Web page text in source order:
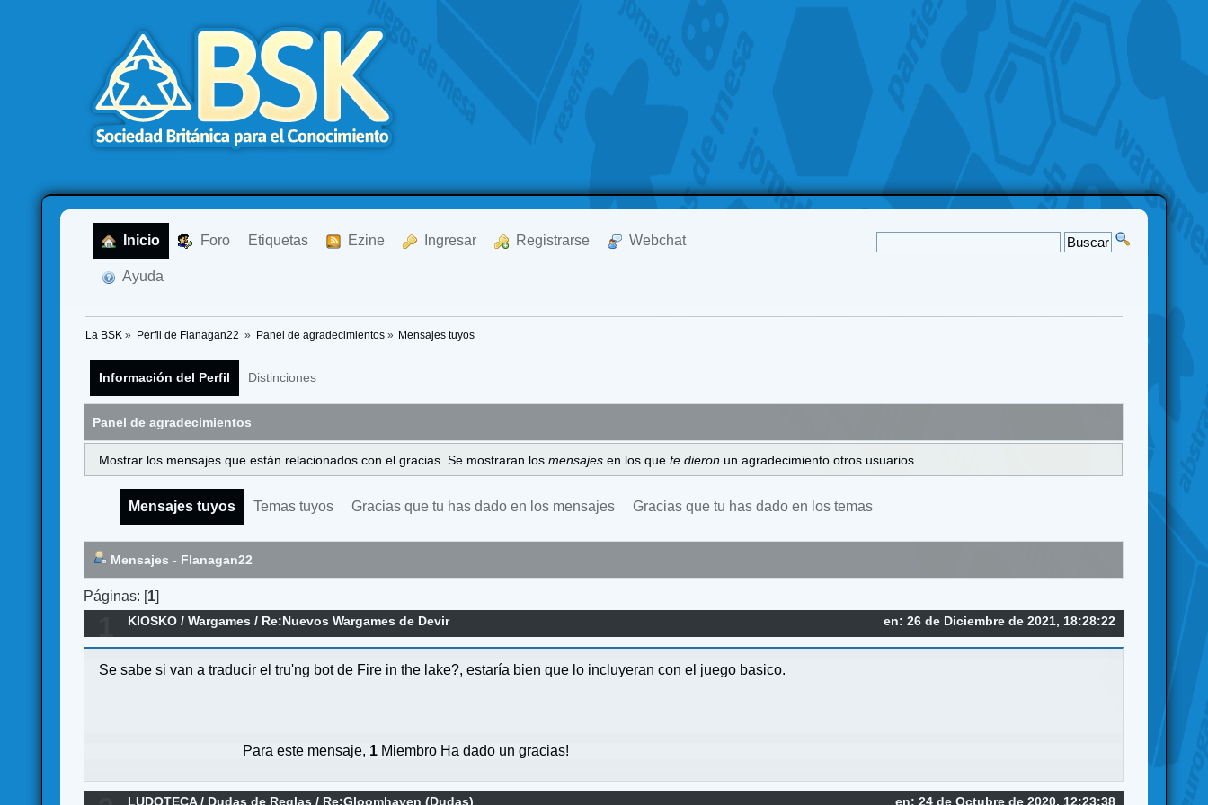
Inicio Foro Etiquetas Ezine Ingresar Registrarse Webchat
Ayuda
La BSK » Perfil de Flanagan22 » Panel de agradecimientos» Mensajes tuyos
Información del Perfil Distinciones
Panel de agradecimientos
Mostrar los mensajes que están relacionados con el gracias. Se mostraran los mensajes en los que te dieron un agradecimiento otros usuarios.
Mensajes tuyos Temas tuyos Gracias que tu has dado en los mensajes Gracias que tu has dado en los temas
Mensajes - Flanagan22
Páginas: [1]
en: 26 de Diciembre de 2021, 18:28:22
KIOSKO /Wargames / Re:Nuevos Wargames de Devir
Se sabe si van a traducir el tru'ng bot de Fire in the lake?, estaría bien que lo incluyeran con el juego basico.
Para este mensaje, 1 Miembro Ha dado un gracias!
en: 24 de Octubre de 2020, 12:23:38
LUDOTECA/ Dudas de Reglas / Re:Gloomhaven (Dudas)